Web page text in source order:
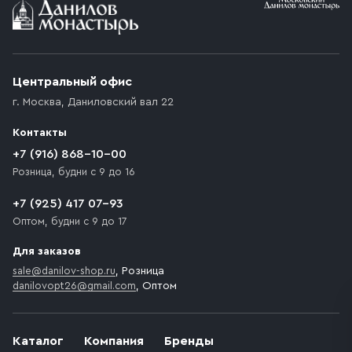
Условия доставки
возникают препятствия для подъезда автомобиля,
которое максимально близко к месту запланированной
движения. Если на территории места назначения
доставки предусмотрен платный въезд, то Покупателю
необходимо компенсировать стоимость въезда
Каталог Компания Бренды
Центральный офис
г. Москва, Даниловский вал 22
Контакты
+7 (916) 868-10-00
Розница, будни с 9 до 16
+7 (925) 417 07-93
Оптом, будни с 9 до 17
Для заказов
sale@danilov-shop.ru, Розница
danilovopt26@gmail.com, Оптом